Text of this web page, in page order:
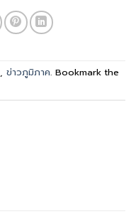
, ข่าวภูมิภาค. Bookmark the